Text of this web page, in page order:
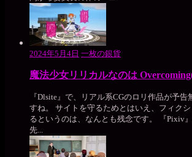
2024年5月4日 一枚の銀貨
魔法少女リリカルなのは
『Dlsite』で、リアル系CGのロリ作品が予
すね。 サイトを守るためとはいえ、フィク
るというのは、なんとも残念です。 『Pixiv』
先...